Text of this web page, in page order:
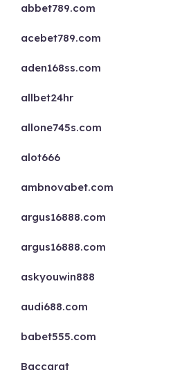
abbet789.com
acebet789.com
aden168ss.com
allbet24hr
allone745s.com
alot666
ambnovabet.com
argus16888.com
argus16888.com
askyouwin888
audi688.com
babet555.com
Baccarat